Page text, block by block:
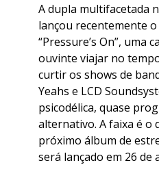
A dupla multifacetada
lançou recentemente
“Pressure’s On”, uma
ouvinte viajar no
curtir os shows de
Yeahs e LCD
psicodélica, quase
alternativo. A faixa é o
próximo álbum de
será lançado em 26 de